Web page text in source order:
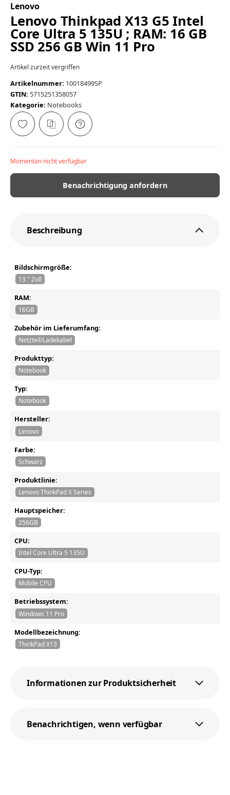
Lenovo
Lenovo Thinkpad X13 G5 Intel
Core Ultra 5 135U ; RAM: 16 GB
SSD 256 GB Win 11 Pro
Artikel zurzeit vergriffen
Artikelnummer: 10018499SP
GTIN: 5715251358057
Kategorie: Notebooks
Momentan nicht verfügbar
Benachrichtigung anfordern
Beschreibung
Bildschirmgröße:
13 " Zoll
RAM:
16GB
Zubehör im Lieferumfang:
Netzteil/Ladekabel
Produkttyp:
Notebook
Typ:
Notebook
Hersteller:
Lenovo
Farbe:
Schwarz
Produktlinie:
Lenovo ThinkPad X Series
Hauptspeicher:
256GB
CPU:
Intel Core Ultra 5 135U
CPU-Typ:
Mobile CPU
Betriebssystem:
Windows 11 Pro
Modellbezeichnung:
ThinkPad X13
Informationen zur Produktsicherheit
Benachrichtigen, wenn verfügbar